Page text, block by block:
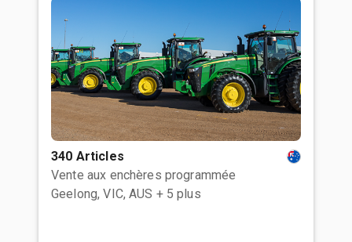
340 Articles
Vente aux enchères programmée
Geelong, VIC, AUS + 5 plus